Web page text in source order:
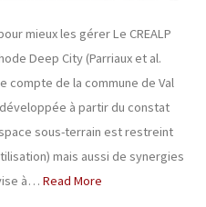
mieux les gérer Le CREALP
Deep City (Parriaux et al.
compte de la commune de Val
à partir du constat
sous-terrain est restreint
mais aussi de synergies
à… Read More